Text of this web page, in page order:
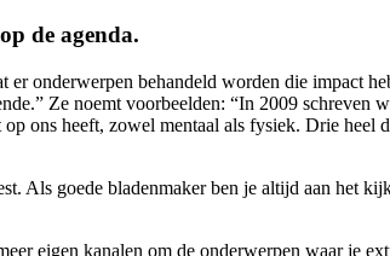
de agenda.
onderwerpen behandeld worden die impact
Ze noemt voorbeelden: “In 2009 schreven
ons heeft, zowel mentaal als fysiek. Drie heel
Als goede bladenmaker ben je altijd aan het
eigen kanalen om de onderwerpen waar je